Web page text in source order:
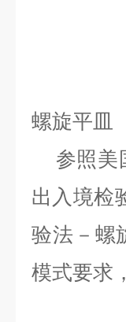
螺旋平皿
参照美
出入境检
验法－螺
模式要求